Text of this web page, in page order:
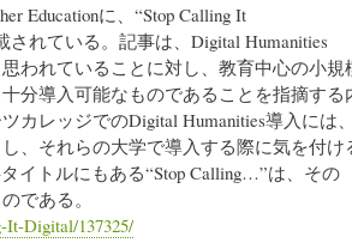
Educationに、“Stop Calling It
されている。記事は、Digital Humanities
われていることに対し、教育中心の小規
分導入可能なものであることを指摘する
カレッジでのDigital Humanities導入には、
、それらの大学で導入する際に気を付け
イトルにもある“Stop Calling…”は、その
である。
It-Digital/137325/